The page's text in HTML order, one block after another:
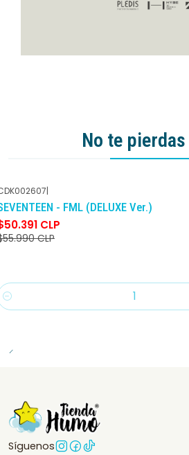
No te
-10%DCTO
|
- FML (DELUXE Ver.)
CLP
CLP
Síguenos